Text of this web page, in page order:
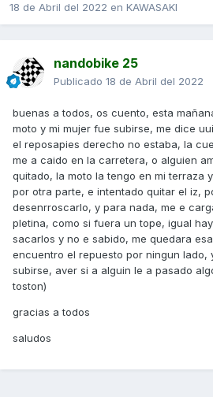
18 de Abril del 2022 en KAWASAKI
nandobike 25
Publicado 18 de Abril del 2022
buenas a todos, os cuento, esta
moto y mi mujer fue subirse, me dice uuii
el reposapies derecho no estaba, la
me a caido en la carretera, o alguien
quitado, la moto la tengo en mi terraza
por otra parte, e intentado quitar el iz,
desenrroscarlo, y para nada, me e
pletina, como si fuera un tope, igual
sacarlos y no e sabido, me quedara
encuentro el repuesto por ningun lado,
subirse, aver si a alguin le a pasado
toston)
gracias a todos
saludos